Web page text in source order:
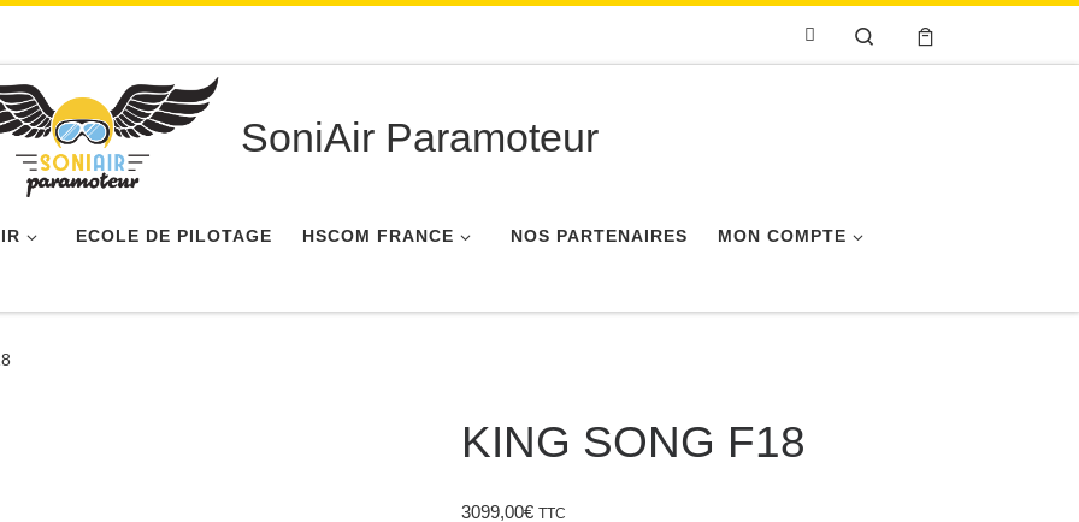
Search
SoniAir Paramoteur
ECOLE DE PILOTAGE HSCOM FRANCE NOS PARTENAIRES MON COMPTE
KING SONG F18
3099,00€ TTC